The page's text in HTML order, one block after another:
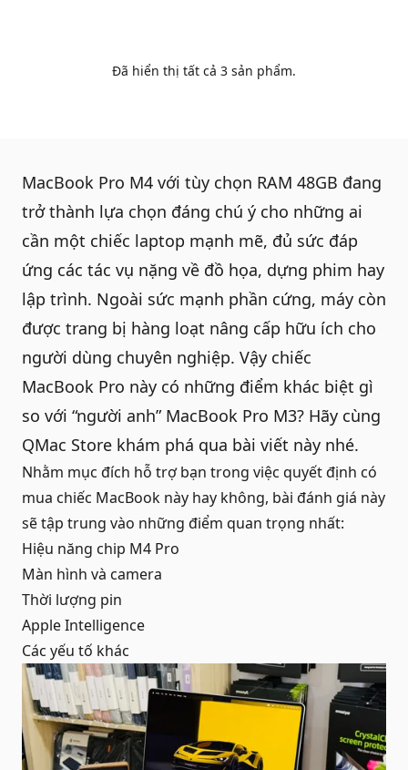
Đã hiển thị tất cả 3 sản phẩm.
MacBook Pro M4 với tùy chọn RAM 48GB đang
trở thành lựa chọn đáng chú ý cho những ai
cần một chiếc laptop mạnh mẽ, đủ sức đáp
ứng các tác vụ nặng về đồ họa, dựng phim hay
lập trình. Ngoài sức mạnh phần cứng, máy còn
được trang bị hàng loạt nâng cấp hữu ích cho
người dùng chuyên nghiệp. Vậy chiếc
MacBook Pro này có những điểm khác biệt gì
so với “người anh” MacBook Pro M3? Hãy cùng
QMac Store khám phá qua bài viết này nhé.
Nhằm mục đích hỗ trợ bạn trong việc quyết định có
mua chiếc MacBook này hay không, bài đánh giá này
sẽ tập trung vào những điểm quan trọng nhất:
Hiệu năng chip M4 Pro
Màn hình và camera
Thời lượng pin
Apple Intelligence
Các yếu tố khác